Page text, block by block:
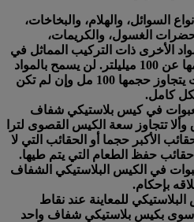
السوائل، والهلام، والبخاخات،
الغسول، والكريمات،
الأخرى ذات التركيب المماثل في
ميليلتر
. لن يسمح بالمواد
المعبئة في حاويات يتجاوز حجمها 100 مل وإن لم تكن
كامل.
في كيس بلاستيكي شفاف
وألا تتجاوز سعة الكيس القصوى لترا
الأكبر حجما أو الحقائب التي لا
حقائب حفظ الطعام التي يتم طيها.
في الكيس البلاستيكي الشفاف
بإحكام.
للمعاينة عند نقاط
سوى بكيس بلاستيكي شفاف واحد